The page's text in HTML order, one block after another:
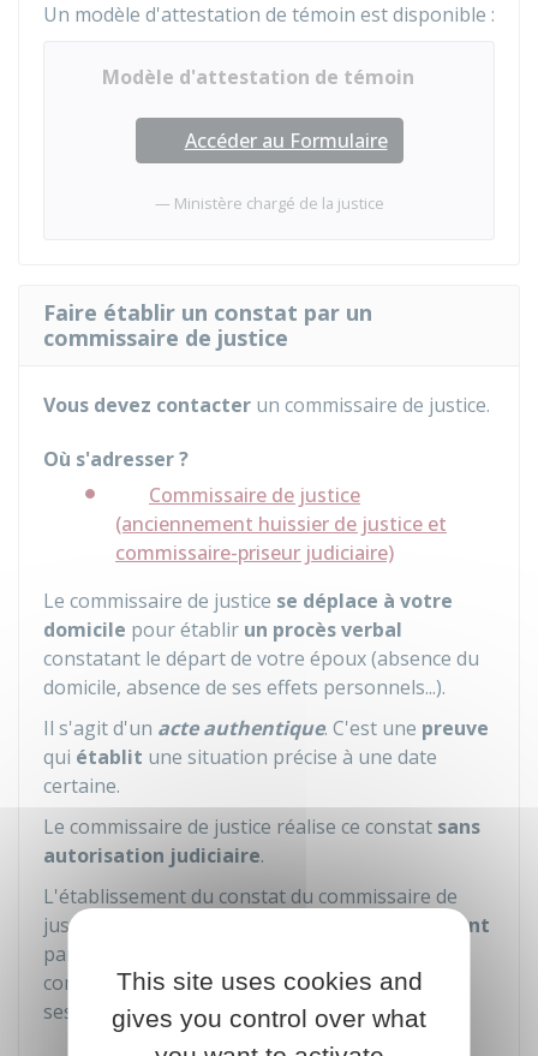
Un modèle d'attestation de témoin est disponible :
Modèle d'attestation de témoin
Accéder au Formulaire
Ministère chargé de la justice
Faire établir un constat par un
commissaire de justice
Vous devez contacter un commissaire de justice.
Où s'adresser ?
Commissaire de justice
(anciennement huissier de justice et
commissaire-priseur judiciaire)
Le commissaire de justice se déplace à votre
domicile pour établir un procès verbal
constatant le départ de votre époux (absence du
domicile, absence de ses effets personnels...).
Il s'agit d'un acte authentique. C'est une preuve
qui établit une situation précise à une date
certaine.
Le commissaire de justice réalise ce constat sans
autorisation judiciaire.
L'établissement du constat du commissaire de
justice est
fixés librement
par chaque commissaire de justice. Seul le
commissaire de justice peut vous communiquer
ses tarifs.
This site uses cookies and
gives you control over what